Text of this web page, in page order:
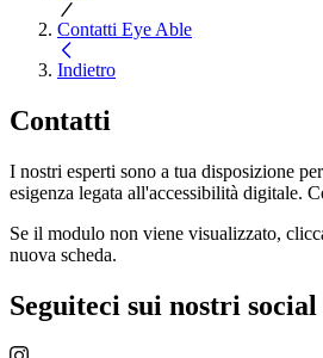
Contatti Eye Able
Indietro
Contatti
I nostri esperti sono a tua disposizione
esigenza legata all'accessibilità digitale.
Se il modulo non viene visualizzato,
nuova scheda.
Seguiteci sui nostri